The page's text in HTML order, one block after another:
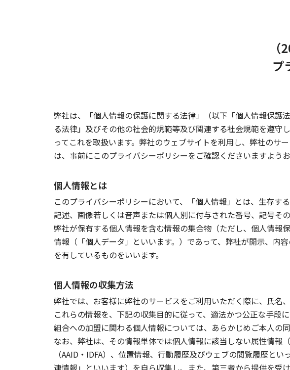
プ
弊社は、「個人情報の保護に関する法律」（以下「個人情報保護
る法律」及びその他の社会的規範等及び関連する社会規範を遵
ってこれを取扱います。弊社のウェブサイトを利用し、弊社のサ
は、事前にこのプライバシーポリシーをご確認くださいますようお
個人情報とは
このプライバシーポリシーにおいて、「個人情報」とは、生存
記述、画像若しくは音声または個人別に付与された番号、記号そ
弊社が保有する個人情報を含む情報の集合物（ただし、個人情報
情報（「個人データ」といいます。）であって、弊社が開示、内
を有しているものをいいます。
個人情報の収集方法
弊社では、お客様に弊社のサービスをご利用いただく際に、氏名
これらの情報を、下記の収集目的に従って、適法かつ公正な手
組合への加盟に関わる個人情報については、あらかじめご本人の
なお、弊社は、その情報単体では個人情報に該当しない属性情
（AAID・IDFA）、位置情報、行動履歴及びウェブの閲覧履歴と
連情報」といいます）を自ら収集し、また、第三者から提供を受